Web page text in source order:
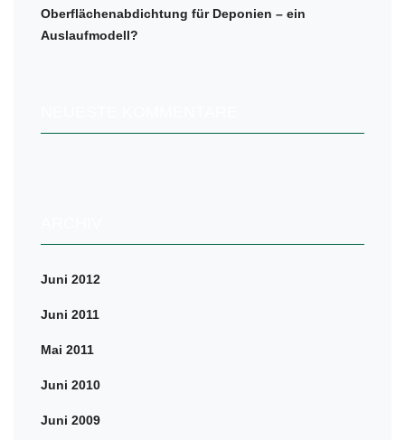
Oberflächenabdichtung für Deponien – ein
Auslaufmodell?
Juni 2012
Juni 2011
Mai 2011
Juni 2010
Juni 2009